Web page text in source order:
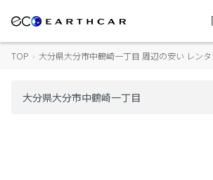
TOP › 大分県大分市中鶴崎一丁目 周辺の安い レン